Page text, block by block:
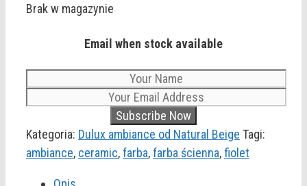
Brak w magazynie
Email when stock available
Kategoria: Dulux ambiance od Natural Beige Tagi:
ambiance, ceramic,farba,farba ścienna,fiolet